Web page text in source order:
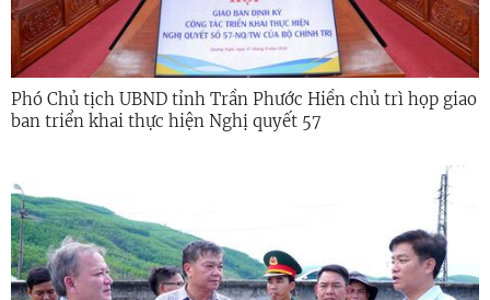
Phó Chủ tịch UBND tỉnh Trần Phước Hiền chủ trì họp giao
ban triển khai thực hiện Nghị quyết 57